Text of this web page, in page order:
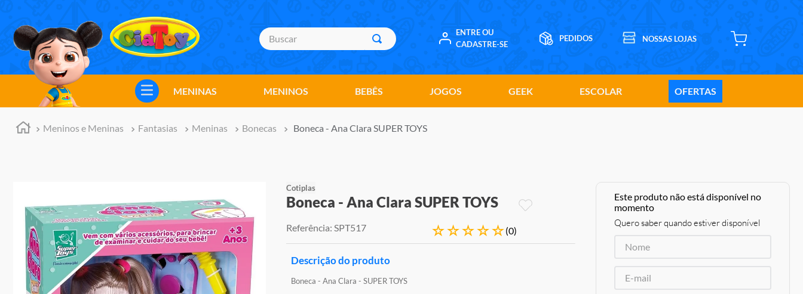
Buscar
ENTRE OU
CADASTRE-SE
MENINAS MENINOS BEBÊS JOGOS GEEK ESCOLAR OFERTAS
Meninos e Meninas Fantasias Meninas Bonecas Boneca - Ana Clara SUPER TOYS
Cotiplas
Boneca - Ana Clara SUPER TOYS
Referência: SPT517 ☆☆☆☆☆(0)
Descrição do produto
Boneca - Ana Clara - SUPER TOYS
Este produto não está disponível no
momento
Quero saber quando estiver disponível
TERMOS MAIS BUSCADOS
meninos
marvel legends
barbie
boneca
pokemon
jogos
rainbow high